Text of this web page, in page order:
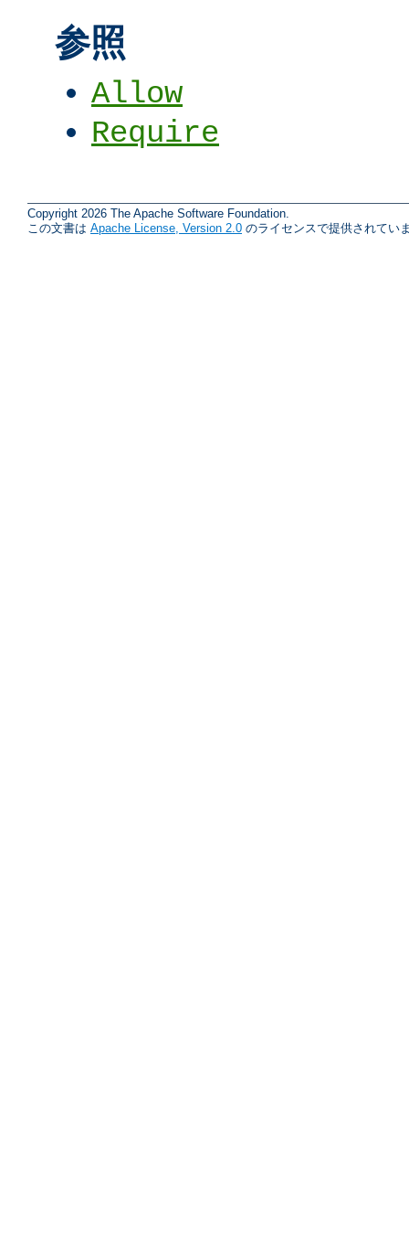
参照
Allow
Require
Copyright 2026 The Apache Software Foundation.
この文書は Apache License, Version 2.0 のライセンスで提供されてい